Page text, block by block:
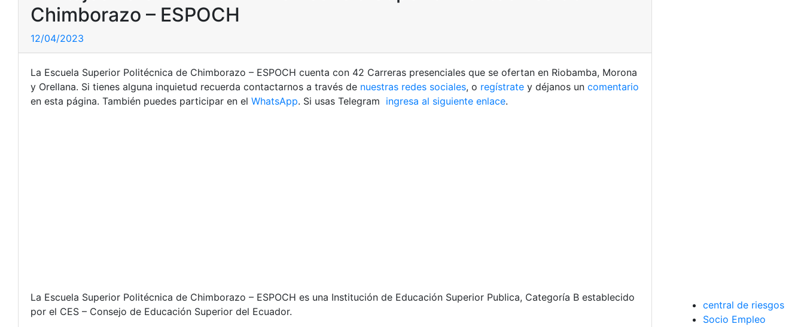
Chimborazo – ESPOCH
12/04/2023
La Escuela Superior Politécnica de Chimborazo – ESPOCH cuenta con 42 Carreras presenciales que se ofertan en Riobamba, Morona
y Orellana. Si tienes alguna inquietud recuerda contactarnos a través de nuestras redes sociales, o regístrate y déjanos un comentario
en esta página. También puedes participar en el WhatsApp. Si usas Telegram ingresa al siguiente enlace.
La Escuela Superior Politécnica de Chimborazo – ESPOCH es una Institución de Educación Superior Publica, Categoría B establecido
por el CES – Consejo de Educación Superior del Ecuador.
central de riesgos
Socio Empleo